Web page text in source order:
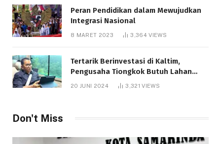
Peran Pendidikan dalam Mewujudkan
Integrasi Nasional
8 MARET 2023 3,364VIEWS
Tertarik Berinvestasi di Kaltim,
Pengusaha Tiongkok Butuh Lahan
1.000 Hektare
20 JUNI 2024 3,321VIEWS
Don't Miss